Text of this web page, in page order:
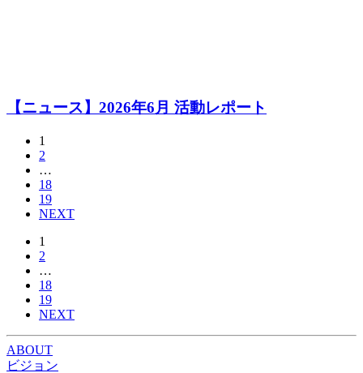
【ニュース】2026年6月 活動レポート
1
2
…
18
19
NEXT
1
2
…
18
19
NEXT
ABOUT
ビジョン